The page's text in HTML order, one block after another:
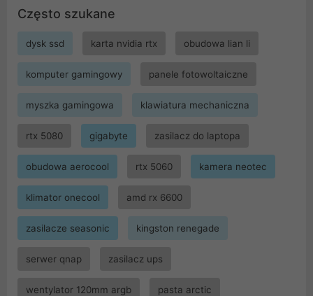
Często szukane
dysk ssd karta nvidia rtx obudowa lian li
komputer gamingowy panele fotowoltaiczne
myszka gamingowa klawiatura mechaniczna
rtx 5080 gigabyte zasilacz do laptopa
obudowa aerocool rtx 5060 kamera neotec
klimator onecool amd rx 6600
zasilacze seasonic kingston renegade
serwer qnap zasilacz ups
wentylator 120mm argb pasta arctic